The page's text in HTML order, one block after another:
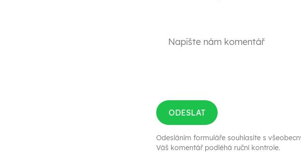
ODESLAT
Odesláním formuláře souhlasíte s
Váš komentář podléhá ruční kontrole.